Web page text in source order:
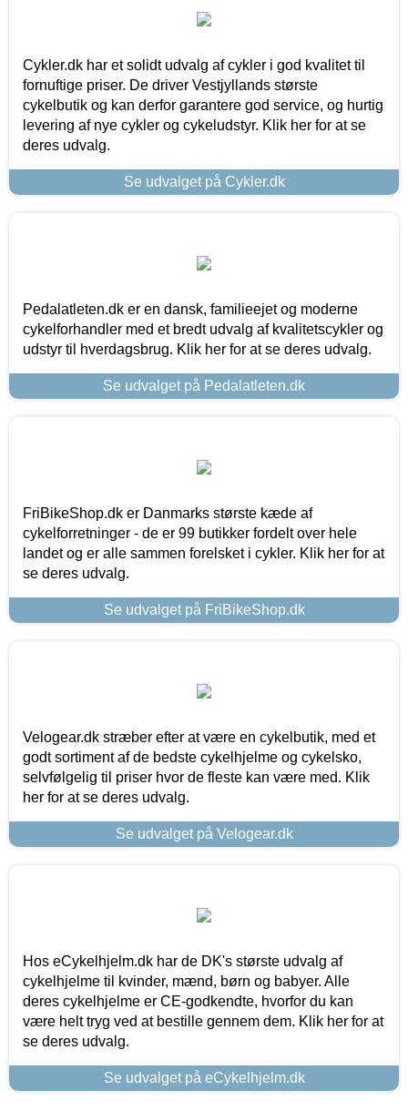
Cykler.dk har et solidt udvalg af cykler i god kvalitet til
fornuftige priser. De driver Vestjyllands største
cykelbutik og kan derfor garantere god service, og hurtig
levering af nye cykler og cykeludstyr. Klik her for at se
deres udvalg.
Se udvalget på Cykler.dk
Pedalatleten.dk er en dansk, familieejet og moderne
cykelforhandler med et bredt udvalg af kvalitetscykler og
udstyr til hverdagsbrug. Klik her for at se deres udvalg.
Se udvalget på Pedalatleten.dk
FriBikeShop.dk er Danmarks største kæde af
cykelforretninger - de er 99 butikker fordelt over hele
landet og er alle sammen forelsket i cykler. Klik her for at
se deres udvalg.
Se udvalget på FriBikeShop.dk
Velogear.dk stræber efter at være en cykelbutik, med et
godt sortiment af de bedste cykelhjelme og cykelsko,
selvfølgelig til priser hvor de fleste kan være med. Klik
her for at se deres udvalg.
Se udvalget på Velogear.dk
Hos eCykelhjelm.dk har de DK's største udvalg af
cykelhjelme til kvinder, mænd, børn og babyer. Alle
deres cykelhjelme er CE-godkendte, hvorfor du kan
være helt tryg ved at bestille gennem dem. Klik her for at
se deres udvalg.
Se udvalget på eCykelhjelm.dk